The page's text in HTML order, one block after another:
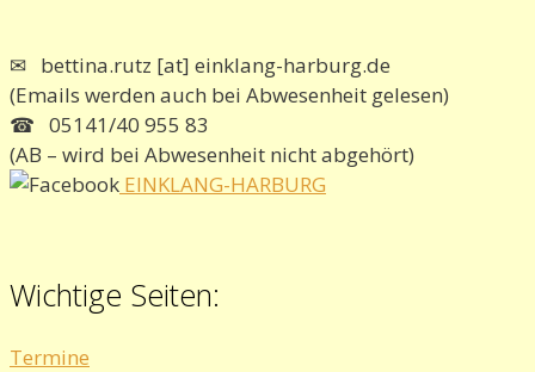
✉ bettina.rutz [at] einklang-harburg.de
(Emails werden auch bei Abwesenheit gelesen)
☎ 05141/40 955 83
(AB – wird bei Abwesenheit nicht abgehört)
EINKLANG-HARBURG
Wichtige Seiten:
Termine